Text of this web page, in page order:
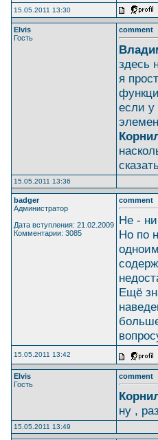
15.05.2011 13:30
Elvis
Гость
comment
здесь
я
если у
15.05.2011 13:36
badger
Администратор
Дата вступления: 21.02.2009
Комментарии: 3085
comment
Не -
Но по
Ещё
15.05.2011 13:42
Elvis
Гость
comment
ну ,
15.05.2011 13:49